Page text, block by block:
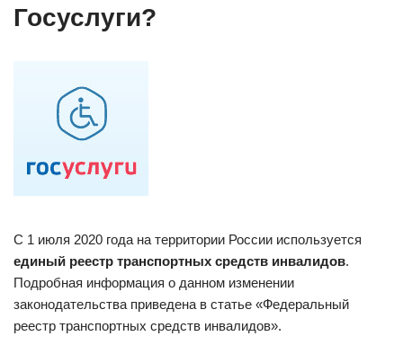
Госуслуги?
С 1 июля 2020 года на территории России используется
единый реестр транспортных средств инвалидов.
Подробная информация о данном изменении
законодательства приведена в статье «Федеральный
реестр транспортных средств инвалидов».